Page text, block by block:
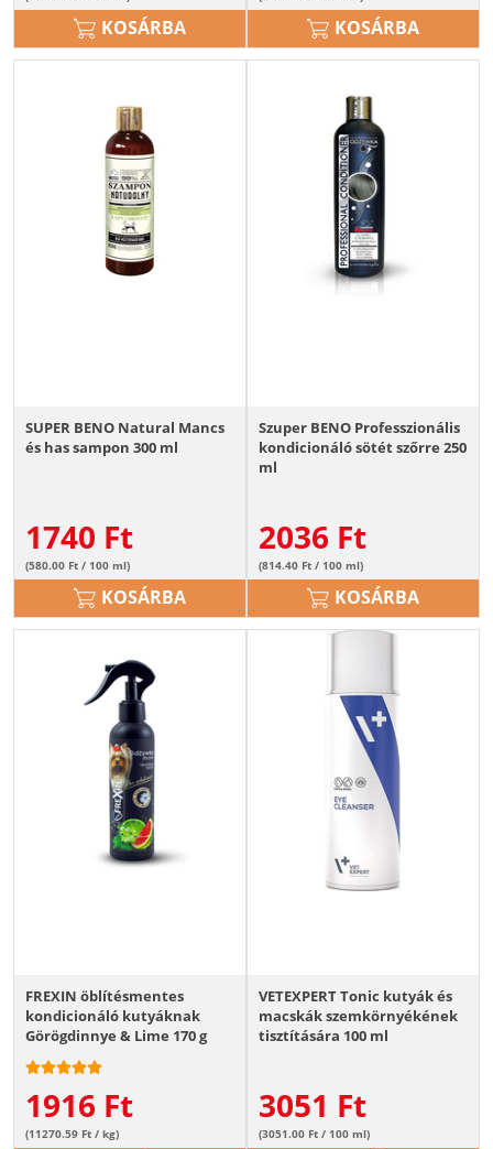
KOSÁRBA KOSÁRBA
SUPER BENO Natural Mancs
és has sampon 300 ml
1740 Ft
(580.00 Ft / 100 ml)
KOSÁRBA
Szuper BENO Professzionális
kondicionáló sötét szőrre 250
ml
2036 Ft
(814.40 Ft / 100 ml)
KOSÁRBA
FREXIN öblítésmentes
kondicionáló kutyáknak
Görögdinnye & Lime 170 g
1916 Ft
(11270.59 Ft / kg)
VETEXPERT Tonic kutyák és
macskák szemkörnyékének
tisztítására 100 ml
3051 Ft
(3051.00 Ft / 100 ml)